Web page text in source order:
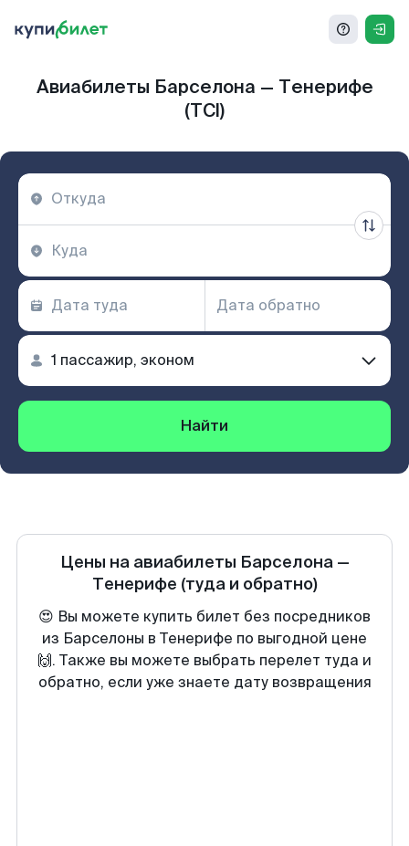
Авиабилеты Барселона — Тенерифе
(TCI)
Найти
Цены на авиабилеты Барселона—
Тенерифе (туда и обратно)
😍 Вы можете купить билет без посредников
из Барселоны в Тенерифе по выгодной цене
🙌. Также вы можете выбрать перелет туда и
обратно, если уже знаете дату возвращения